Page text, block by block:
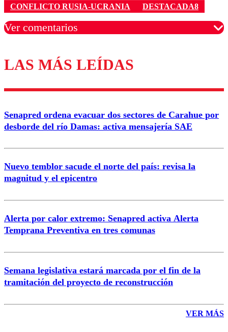
CONFLICTO RUSIA-UCRANIA DESTACADA8
Ver comentarios
Los comentarios son moderados para garantizar un
diálogo respetuoso.
Correo
LAS MÁS LEÍDAS
Senapred ordena evacuar dos sectores de Carahue por
desborde del río Damas: activa mensajería SAE
Nuevo temblor sacude el norte del país: revisa la
magnitud y el epicentro
Alerta por calor extremo: Senapred activa Alerta
Temprana Preventiva en tres comunas
Semana legislativa estará marcada por el fin de la
tramitación del proyecto de reconstrucción
VER MÁS